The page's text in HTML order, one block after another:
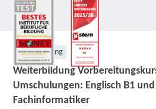
Weiterbildung
Weiterbildung
Umschulungen: Englisch B1
Fachinformatiker